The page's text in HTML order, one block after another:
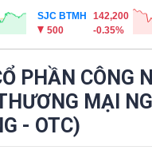
SJC BTMH
142,200
500
-0.35%
PHẦN CÔNG
MẠI
- OTC)